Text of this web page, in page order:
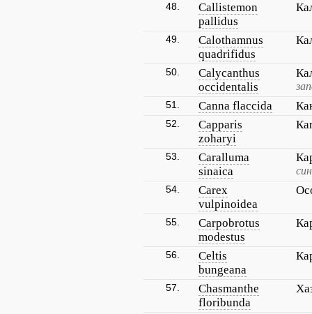
48.
Callistemon
pallidus
49.
Calothamnus
quadrifidus
50.
Calycanthus
occidentalis
51. Canna flaccida
52.
Capparis
zoharyi
53.
Caralluma
sinaica
54.
Carex
vulpinoidea
55.
Carpobrotus
modestus
56.
Celtis
bungeana
57.
Chasmanthe
floribunda